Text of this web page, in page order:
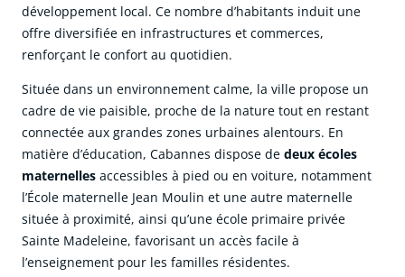
développement local. Ce nombre d’habitants induit une
offre diversifiée en infrastructures et commerces,
renforçant le confort au quotidien.
Située dans un environnement calme, la ville propose un
cadre de vie paisible, proche de la nature tout en restant
connectée aux grandes zones urbaines alentours. En
matière d’éducation, Cabannes dispose de deux écoles
maternelles accessibles à pied ou en voiture, notamment
l’École maternelle Jean Moulin et une autre maternelle
située à proximité, ainsi qu’une école primaire privée
Sainte Madeleine, favorisant un accès facile à
l’enseignement pour les familles résidentes.